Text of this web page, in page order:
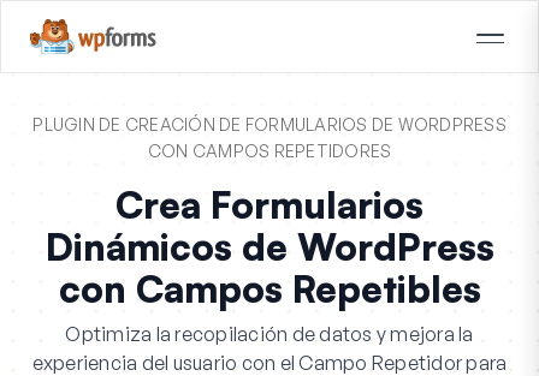
PLUGIN DE CREACIÓN DE FORMULARIOS DE WORDPRESS
CON CAMPOS REPETIDORES
Crea Formularios
Dinámicos de WordPress
con Campos Repetibles
Optimiza la recopilación de datos y mejora la
experiencia del usuario con el Campo Repetidor para